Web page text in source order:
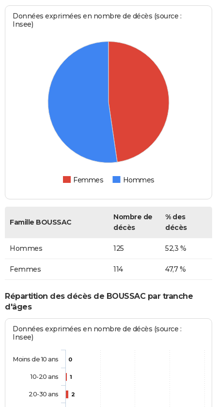
Données exprimées en nombre de décès (source :
Insee)
Femmes Hommes
Famille BOUSSAC
Nombre de
décès
% des
décès
Hommes 125 52,3 %
Femmes 114 47,7 %
Répartition des décès de BOUSSAC par tranche
d'âges
Données exprimées en nombre de décès (source :
Insee)
0
1
2
Moins de 10 ans
10-20 ans
20-30 ans